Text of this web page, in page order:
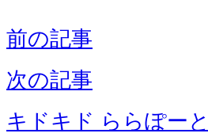
前の記事
次の記事
キドキド ららぽー